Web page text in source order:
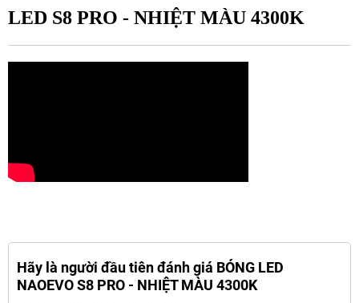
LED S8 PRO - NHIỆT MÀU 4300K
Hãy là người đầu tiên đánh giá BÓNG LED
NAOEVO S8 PRO - NHIỆT MÀU 4300K